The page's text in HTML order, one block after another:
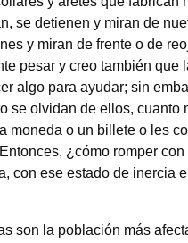
se detienen y miran de
y miran de frente o de
pesar y creo también que
algo para ayudar; sin
se olvidan de ellos, cuanto
moneda o un billete o les
¿cómo romper
con ese estado de inercia
son la población más